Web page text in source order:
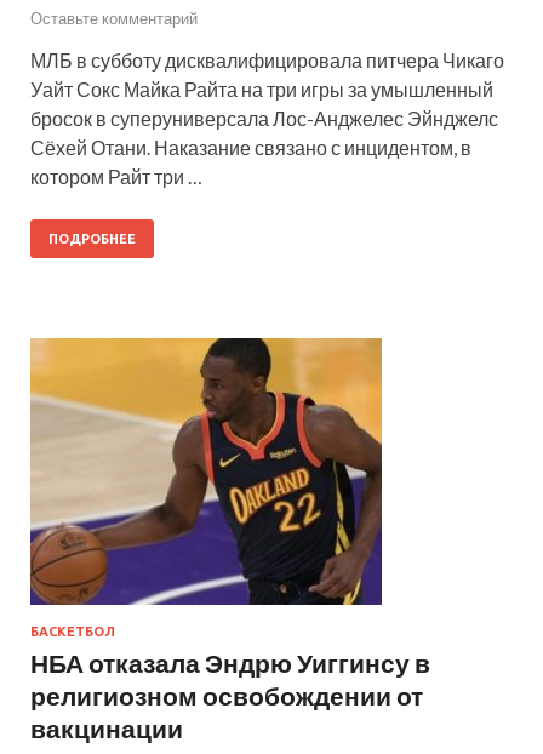
Оставьте комментарий
МЛБ в субботу дисквалифицировала питчера Чикаго
Уайт Сокс Майка Райта на три игры за умышленный
бросок в суперуниверсала Лос-Анджелес Эйнджелс
Сёхей Отани. Наказание связано с инцидентом, в
котором Райт три …
ПОДРОБНЕЕ
БАСКЕТБОЛ
НБА отказала Эндрю Уиггинсу в
религиозном освобождении от
вакцинации